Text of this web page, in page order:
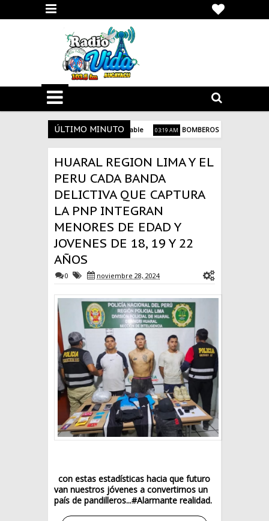
ÚLTIMO MINUTO
DEJÓ SISMO EN JUNÍN #Lamentable 03:19 AM BOMBEROS NO
CRESPO Y CASTILLO
06:21 AM ARROCEROS ACUERDAN HABILITAR PASE
HUARAL REGION LIMA Y EL
PERU CADA BANDA
DELICTIVA QUE CAPTURA
LA PNP INTEGRAN
MENORES DE EDAD Y
JOVENES DE 18, 19 Y 22
AÑOS
0 noviembre 28, 2024
con estas estadísticas hacia que futuro
van nuestros jóvenes a convertirnos un
país de pandilleros...#Alarmante realidad.